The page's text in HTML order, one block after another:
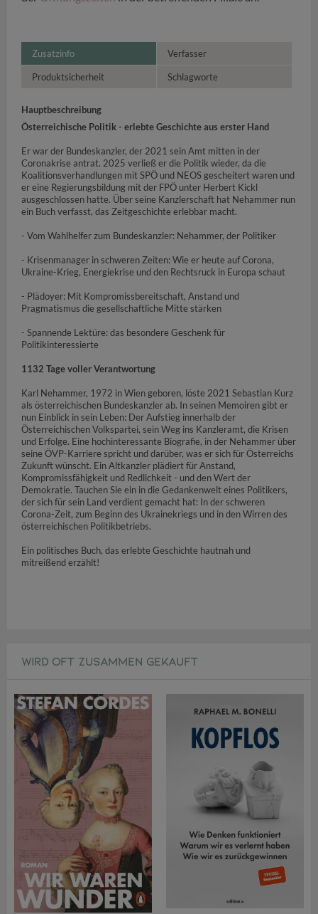
Zusatzinfo Verfasser
Produktsicherheit Schlagworte
Hauptbeschreibung
Österreichische Politik - erlebte Geschichte aus erster Hand
Er war der Bundeskanzler, der 2021 sein Amt mitten in der
Coronakrise antrat. 2025 verließ er die Politik wieder, da die
Koalitionsverhandlungen mit SPÖ und NEOS gescheitert waren und
er eine Regierungsbildung mit der FPÖ unter Herbert Kickl
ausgeschlossen hatte. Über seine Kanzlerschaft hat Nehammer nun
ein Buch verfasst, das Zeitgeschichte erlebbar macht.
- Vom Wahlhelfer zum Bundeskanzler: Nehammer, der Politiker
- Krisenmanager in schweren Zeiten: Wie er heute auf Corona,
Ukraine-Krieg, Energiekrise und den Rechtsruck in Europa schaut
- Plädoyer: Mit Kompromissbereitschaft, Anstand und
Pragmatismus die gesellschaftliche Mitte stärken
- Spannende Lektüre: das besondere Geschenk für
Politikinteressierte
1132 Tage voller Verantwortung
Karl Nehammer, 1972 in Wien geboren, löste 2021 Sebastian Kurz
als österreichischen Bundeskanzler ab. In seinen Memoiren gibt er
nun Einblick in sein Leben: Der Aufstieg innerhalb der
Österreichischen Volkspartei, sein Weg ins Kanzleramt, die Krisen
und Erfolge. Eine hochinteressante Biografie, in der Nehammer über
seine ÖVP-Karriere spricht und darüber, was er sich für Österreichs
Zukunft wünscht. Ein Altkanzler plädiert für Anstand,
Kompromissfähigkeit und Redlichkeit - und den Wert der
Demokratie. Tauchen Sie ein in die Gedankenwelt eines Politikers,
der sich für sein Land verdient gemacht hat: In der schweren
Corona-Zeit, zum Beginn des Ukrainekriegs und in den Wirren des
österreichischen Politikbetriebs.
Ein politisches Buch, das erlebte Geschichte hautnah und
mitreißend erzählt!
WIRD OFT ZUSAMMEN GEKAUFT